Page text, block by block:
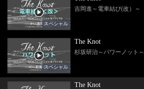
スペシャル
吉岡進～電車結び(改）～
スペシャル
The Knot
杉坂研治～パワーノット～
The Knot